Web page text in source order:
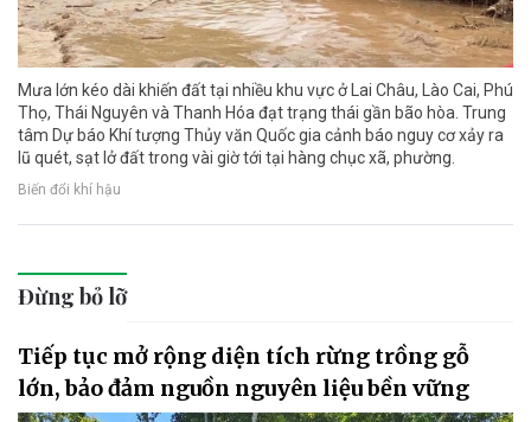
Mưa lớn kéo dài khiến đất tại nhiều khu vực ở Lai Châu, Lào Cai, Phú
Thọ, Thái Nguyên và Thanh Hóa đạt trạng thái gần bão hòa. Trung
tâm Dự báo Khí tượng Thủy văn Quốc gia cảnh báo nguy cơ xảy ra
lũ quét, sạt lở đất trong vài giờ tới tại hàng chục xã, phường.
Biến đổi khí hậu
Đừng bỏ lỡ
Tiếp tục mở rộng diện tích rừng trồng gỗ
lớn, bảo đảm nguồn nguyên liệu bền vững